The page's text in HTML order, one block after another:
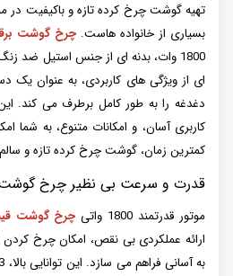
تهیه گوشت چرخ کرده تازه و باکیفیت در
بسیاری از خانواده هاست. چرخ گوشت
1800 وات، بدنه ای از جنس استیل ضد
ای از ویژگی های کاربردی، به عنوان یک
دغدغه را به طور کامل برطرف می کند.
کاربری آسان، و امکانات متنوع، به شما
کمترین زمان، گوشت چرخ کرده تازه و سالم
قدرت و سرعت بی نظیر چرخ گوشت
موتور قدرتمند 1800 واتی چرخ گوشت
ارائه عملکردی بی نقص، امکان چرخ